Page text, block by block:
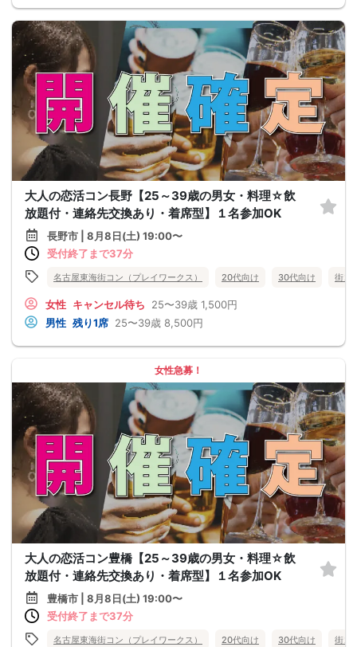
大人の恋活コン長野【25～39歳の男女・料理☆飲
放題付・連絡先交換あり・着席型】１名参加OK
長野市 | 8月8日(土) 19:00〜
受付終了まで37分
名古屋東海街コン（プレイワークス） 20代向け 30代向け 街コ
女性 キャンセル待ち 25〜39歳 1,500円
男性 残り1席 25〜39歳 8,500円
女性急募！
大人の恋活コン豊橋【25～39歳の男女・料理☆飲
放題付・連絡先交換あり・着席型】１名参加OK
豊橋市 | 8月8日(土) 19:00〜
受付終了まで37分
名古屋東海街コン（プレイワークス） 20代向け 30代向け 街コ